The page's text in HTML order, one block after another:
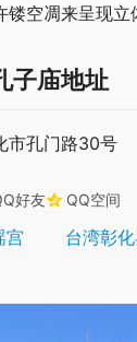
空凋来呈现立
子庙地址
市孔门路30号
好友 QQ空间
宫 台湾彰